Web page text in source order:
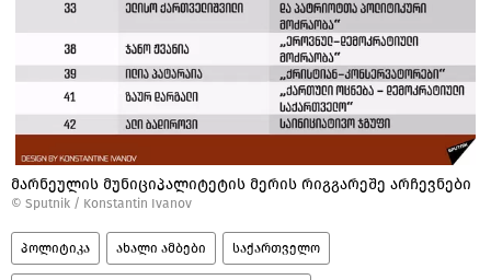
მარნეულის მუნიციპალიტეტის მერის რიგგარეშე არჩევნები
© Sputnik / Konstantin Ivanov
პოლიტიკა ახალი ამბები საქართველო